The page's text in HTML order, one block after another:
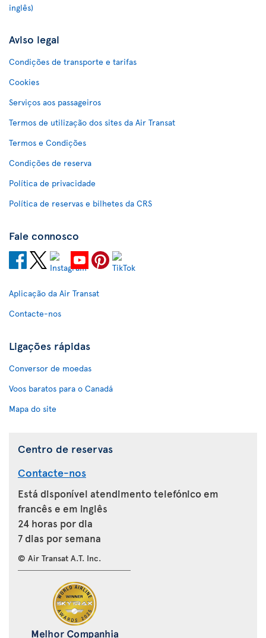
inglês)
Aviso legal
Condições de transporte e tarifas
Cookies
Serviços aos passageiros
Termos de utilização dos sites da Air Transat
Termos e Condições
Condições de reserva
Política de privacidade
Política de reservas e bilhetes da CRS
Fale connosco
Aplicação da Air Transat
Contacte-nos
Ligações rápidas
Conversor de moedas
Voos baratos para o Canadá
Mapa do site
Centro de reservas
Contacte-nos
Está disponível atendimento telefónico em
francês e em inglês
24 horas por dia
7 dias por semana
© Air Transat A.T. Inc.